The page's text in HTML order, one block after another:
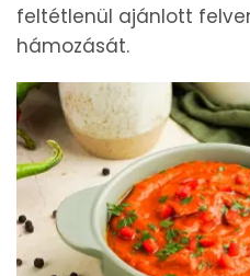
feltétlenül ajánlott
hámozását.